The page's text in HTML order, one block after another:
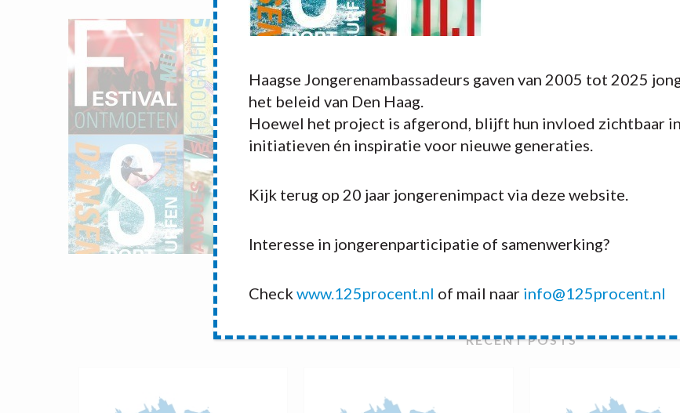
RECENT POSTS
Haagse Jongerenambassadeurs gaven van 2005 tot 2025
het beleid van Den Haag.
Hoewel het project is afgerond, blijft hun invloed zichtbaar
initiatieven én inspiratie voor nieuwe generaties.
Kijk terug op 20 jaar jongerenimpact via deze website.
Interesse in jongerenparticipatie of samenwerking?
Check www.125procent.nl of mail naar info@125procent.nl